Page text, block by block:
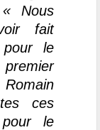
« Nous
fait
le
ces
le